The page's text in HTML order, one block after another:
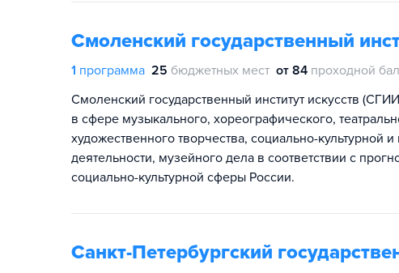
Смоленский государственный
1 программа 25 бюджетных мест от 84 проходной
Cмоленский государственный институт искусств
в сфере музыкального, хореографического,
художественного творчества, социально-
деятельности, музейного дела в соответствии с
социально-культурной сферы России.
Санкт-Петербургский